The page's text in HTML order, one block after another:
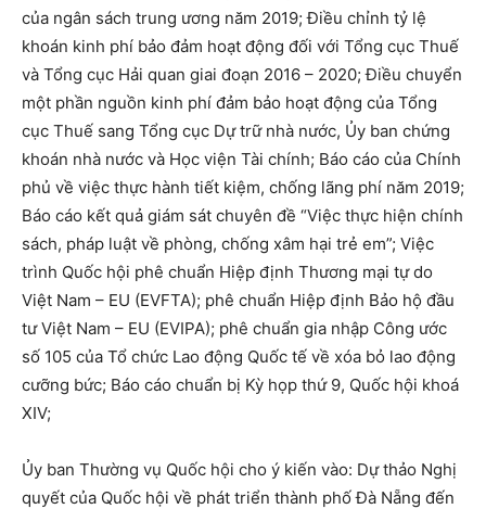
của ngân sách trung ương năm 2019; Điều chỉnh tỷ lệ
khoán kinh phí bảo đảm hoạt động đối với Tổng cục Thuế
và Tổng cục Hải quan giai đoạn 2016 – 2020; Điều chuyển
một phần nguồn kinh phí đảm bảo hoạt động của Tổng
cục Thuế sang Tổng cục Dự trữ nhà nước, Ủy ban chứng
khoán nhà nước và Học viện Tài chính; Báo cáo của Chính
phủ về việc thực hành tiết kiệm, chống lãng phí năm 2019;
Báo cáo kết quả giám sát chuyên đề “Việc thực hiện chính
sách, pháp luật về phòng, chống xâm hại trẻ em”; Việc
trình Quốc hội phê chuẩn Hiệp định Thương mại tự do
Việt Nam – EU (EVFTA); phê chuẩn Hiệp định Bảo hộ đầu
tư Việt Nam – EU (EVIPA); phê chuẩn gia nhập Công ước
số 105 của Tổ chức Lao động Quốc tế về xóa bỏ lao động
cưỡng bức; Báo cáo chuẩn bị Kỳ họp thứ 9, Quốc hội khoá
XIV;
Ủy ban Thường vụ Quốc hội cho ý kiến vào: Dự thảo Nghị
quyết của Quốc hội về phát triển thành phố Đà Nẵng đến